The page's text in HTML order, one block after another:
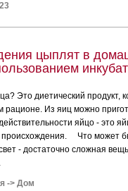
цыплят в
Это диетический продукт,
рационе. Из яиц можно
яйцо - это
происхождения. Что может
- достаточно сложная
-> Дом